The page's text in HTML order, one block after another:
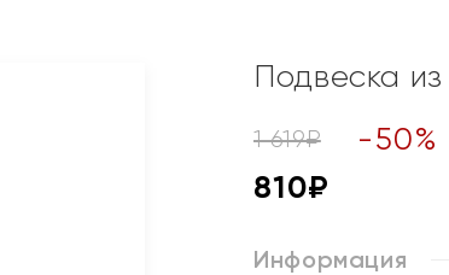
Подвеска
1 619₽ -50%
810₽
Информация